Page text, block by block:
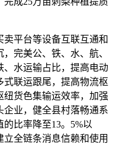
平台等设备互联互通和
完美公、铁、水、航、
、水运输占比，提高电动
联运跟尾，提高物流枢
货色集输运效率，加强
业，健全县村落畅通系
比率降至13。5%以
全链条消息信赖和使用